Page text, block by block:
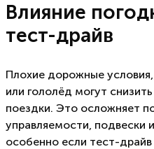
Влияние
тест-драйв
Плохие дорожные
или гололёд могут
поездки. Это осложняет
управляемости, подвески
особенно если тест-